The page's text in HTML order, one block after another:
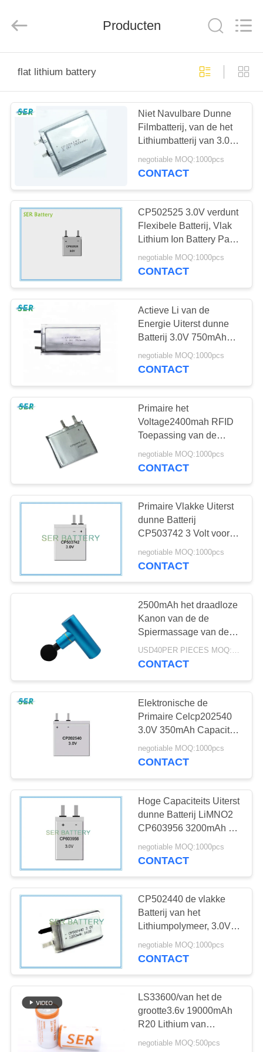
PRODUCTEN
ONGEVEER
FABRIEKSREIS
KWALITEITSCONTROLE
ONS
NIEUWS
VERZOEK
CITAAT
SITEMAP
PRIVACY
POLICY
Battery
Technology
Producten
flat lithium battery
Niet Navulbare Dunne
Filmbatterij, van de het
Lithiumbatterij van 3.0V
CP224248 het Vlakke
Hoge Afvoerkanaal voor
negotiable MOQ:1000pcs
CONTACT
CP502525 3.0V verdunt
Flexibele Batterij, Vlak
Lithium Ion Battery Pack
For RFID/Elektronisch
Stuk speelgoed
negotiable MOQ:1000pcs
CONTACT
Actieve Li van de
Energie Uiterst dunne
Batterij 3.0V 750mAh
CP223565 - MnO2 voor
enz.-Apparaat
negotiable MOQ:1000pcs
CONTACT
Primaire het
Voltage2400mah RFID
Toepassing van de
Lithium Uiterst dunne
Batterij CP504644 3,0
negotiable MOQ:1000pcs
CONTACT
Primaire Vlakke Uiterst
dunne Batterij
CP503742 3 Volt voor
Wearable
Elektroapparaat
negotiable MOQ:1000pcs
CONTACT
2500mAh het draadloze
Kanon van de de
Spiermassage van de
Lithiumbatterij Diepe
USD40PER PIECES MOQ:500
CONTACT
Elektronische de
Primaire Celcp202540
3.0V 350mAh Capaciteit
van de Slot Flexibele
Uiterst dunne Batterij
negotiable MOQ:1000pcs
CONTACT
Hoge Capaciteits Uiterst
dunne Batterij LiMNO2
CP603956 3200mAh 3,0
Volt voor Smart Card
negotiable MOQ:1000pcs
CONTACT
CP502440 de vlakke
Batterij van het
Lithiumpolymeer, 3.0V-
Aangepaste de
Vorm van Lithiumion flat
negotiable MOQ:1000pcs
CONTACT
LS33600/van het de
grootte3.6v 19000mAh
R20 Lithium van
ER34615 D de primaire
negotiable MOQ:500pcs